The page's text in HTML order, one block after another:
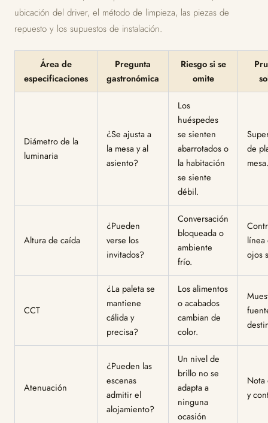
ubicación del driver, el método de limpieza, las piezas de
repuesto y los supuestos de instalación.
Área de
especificaciones
Pregunta
gastronómica
Riesgo si se
omite
Diámetro de la
luminaria
¿Se ajusta a
la mesa y al
asiento?
Los
huéspedes
se sienten
abarrotados o
la habitación
se siente
débil.
de
mesa.
Altura de caída
¿Pueden
verse los
invitados?
Conversación
bloqueada o
ambiente
frío.
línea
ojos
CCT
¿La paleta se
mantiene
cálida y
precisa?
Los alimentos
o acabados
cambian de
color.
Atenuación
¿Pueden las
escenas
admitir el
alojamiento?
Un nivel de
brillo no se
adapta a
ninguna
ocasión
Nota
y